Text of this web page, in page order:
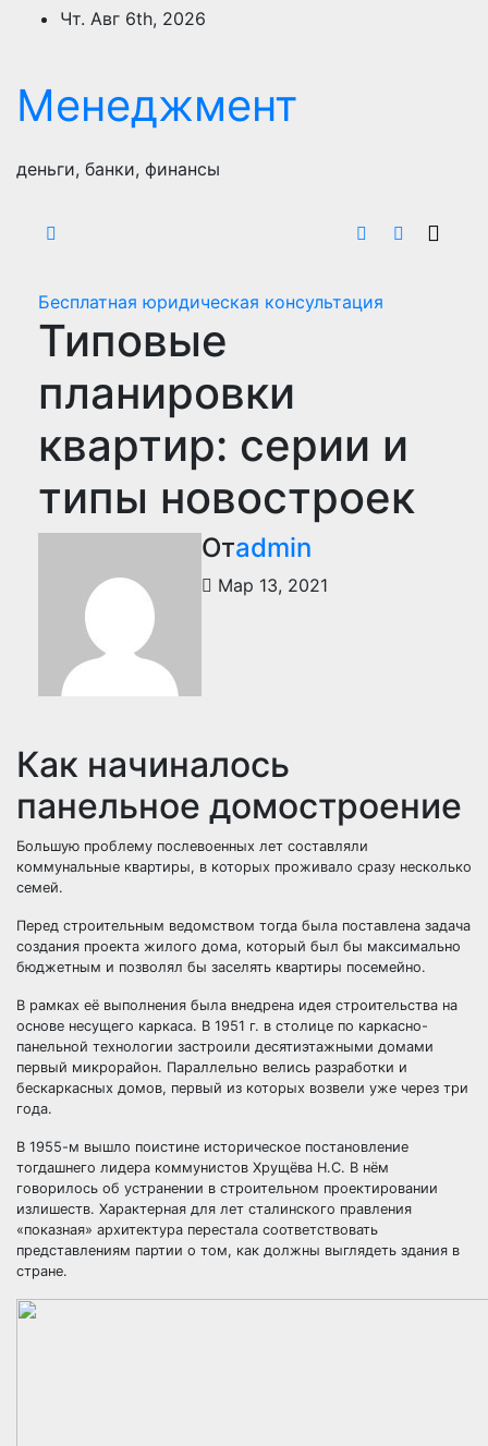
ПерейтиЧт. Авг 6th, 2026
Менеджмент
деньги, банки, финансы
Бесплатная юридическая консультация
Типовые
планировки
квартир: серии и
типы новостроек
Отadmin
Мар 13, 2021
Как начиналось
панельное домостроение
Большую проблему послевоенных лет составляли
коммунальные квартиры, в которых проживало сразу несколько
семей.
Перед строительным ведомством тогда была поставлена задача
создания проекта жилого дома, который был бы максимально
бюджетным и позволял бы заселять квартиры посемейно.
В рамках её выполнения была внедрена идея строительства на
основе несущего каркаса. В 1951 г. в столице по каркасно-
панельной технологии застроили десятиэтажными домами
первый микрорайон. Параллельно велись разработки и
бескаркасных домов, первый из которых возвели уже через три
года.
В 1955-м вышло поистине историческое постановление
тогдашнего лидера коммунистов Хрущёва Н.С. В нём
говорилось об устранении в строительном проектировании
излишеств. Характерная для лет сталинского правления
«показная» архитектура перестала соответствовать
представлениям партии о том, как должны выглядеть здания в
стране.